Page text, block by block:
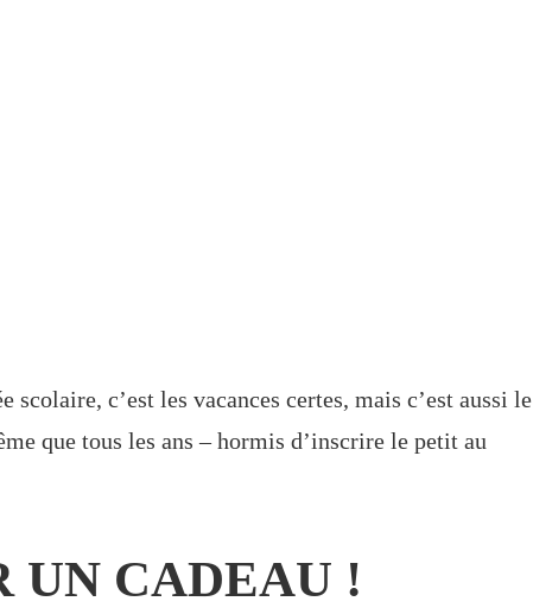
scolaire, c’est les vacances certes, mais c’est aussi le
que tous les ans – hormis d’inscrire le petit au
UN CADEAU !